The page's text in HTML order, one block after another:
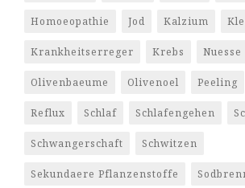
Homoeopathie Jod Kalzium
Krankheitserreger Krebs Nuesse
Olivenbaeume Olivenoel Peeling
Reflux Schlaf Schlafengehen
Schwangerschaft Schwitzen
Sekundaere Pflanzenstoffe